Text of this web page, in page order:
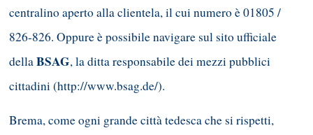
centralino aperto alla clientela, il cui numero è 01805 /
826-826. Oppure è possibile navigare sul sito ufficiale
dellaBSAG, la ditta responsabile dei mezzi pubblici
cittadini (http://www.bsag.de/).
Brema, come ogni grande città tedesca che si rispetti,